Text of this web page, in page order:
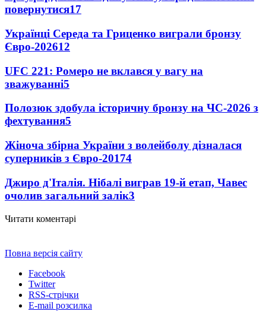
повернутися17
Українці Середа та Гриценко виграли бронзу
Євро-202612
UFC 221: Ромеро не вклався у вагу на
зважуванні5
Полозюк здобула історичну бронзу на ЧС-2026 з
фехтування5
Жіноча збірна України з волейболу дізналася
суперників з Євро-20174
Джиро д'Італія. Нібалі виграв 19-й етап, Чавес
очолив загальний залік3
Читати коментарі
Повна версія сайту
Facebook
Twitter
RSS-стрічки
E-mail розсилка